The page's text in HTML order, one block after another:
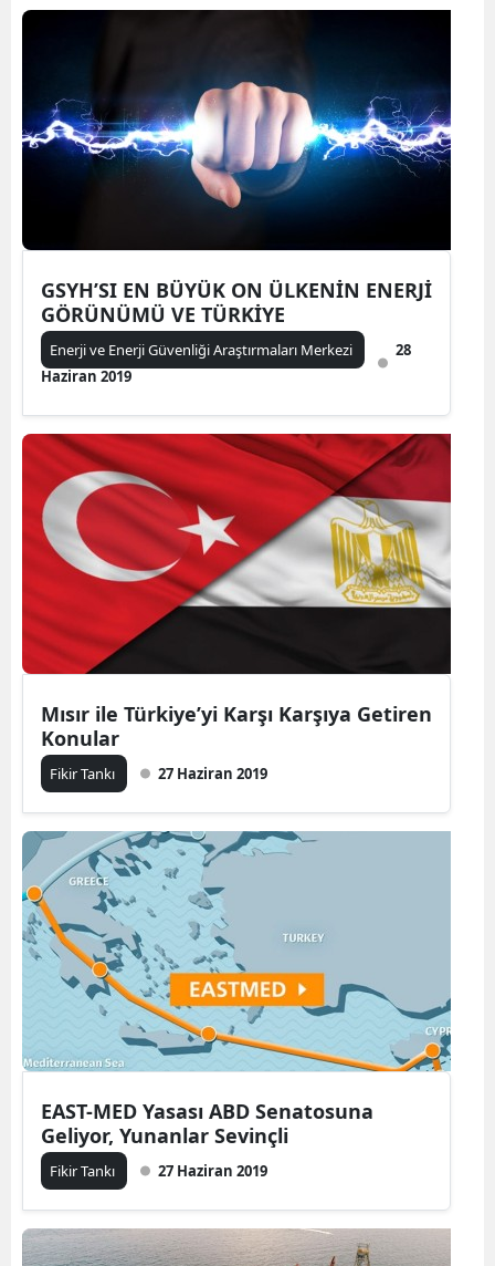
GSYH’SI EN BÜYÜK ON ÜLKENİN ENERJİ
GÖRÜNÜMÜ VE TÜRKİYE
Enerji ve Enerji Güvenliği Araştırmaları Merkezi
28
Haziran 2019
Mısır ile Türkiye’yi Karşı Karşıya Getiren
Konular
Fikir Tankı 27 Haziran 2019
EAST-MED Yasası ABD Senatosuna
Geliyor, Yunanlar Sevinçli
Fikir Tankı 27 Haziran 2019